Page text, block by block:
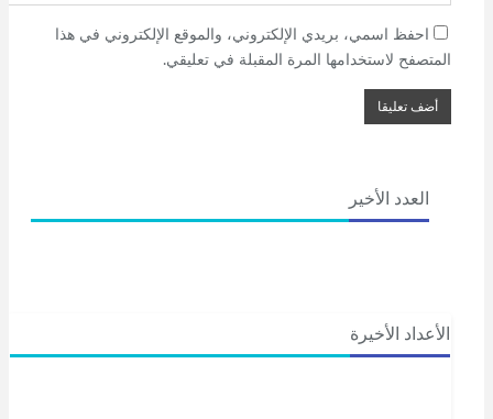
احفظ اسمي، بريدي الإلكتروني، والموقع الإلكتروني في هذا
المتصفح لاستخدامها المرة المقبلة في تعليقي.
العدد الأخير
الأعداد الأخيرة